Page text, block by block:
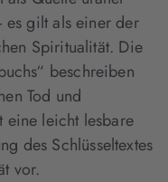
gilt als einer der
Spiritualität. Die
beschreiben
Tod und
leicht lesbare
des Schlüsseltextes
vor.